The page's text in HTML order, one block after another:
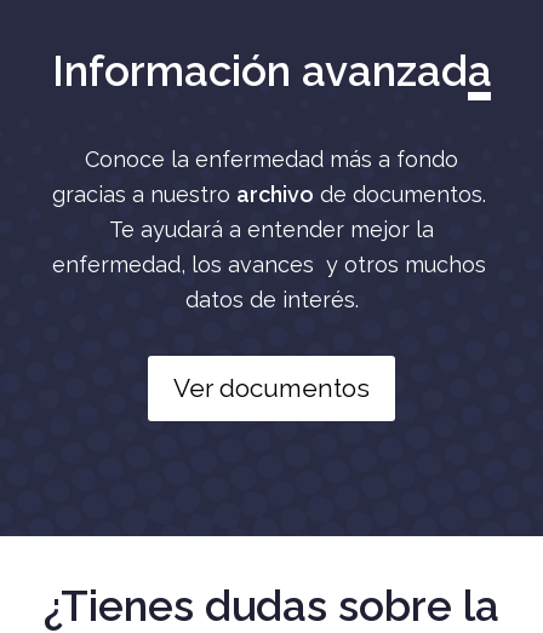
Información avanzada
Conoce la enfermedad más a fondo
gracias a nuestro archivo de documentos.
Te ayudará a entender mejor la
enfermedad, los avances y otros muchos
datos de interés.
Ver documentos
¿Tienes dudas sobre la